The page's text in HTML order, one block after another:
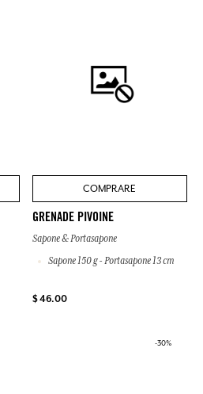
COMPRARE
GRENADE PIVOINE
Sapone & Portasapone
Sapone 150 g - Portasapone 13 cm
$ 46.00
-30%